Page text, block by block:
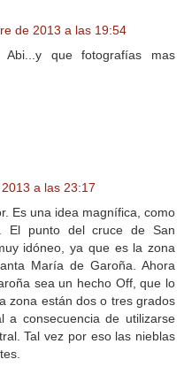
de 2013 a las 19:54
que fotografías mas
a las 23:17
Es una idea magnífica, como
El punto del cruce de San
idóneo, ya que es la zona
María de Garoña. Ahora
sea un hecho Off, que lo
zona están dos o tres grados
consecuencia de utilizarse
Tal vez por eso las nieblas